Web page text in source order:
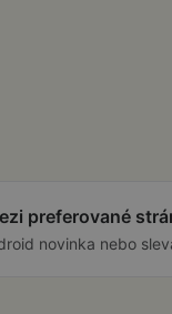
preferované
novinka nebo